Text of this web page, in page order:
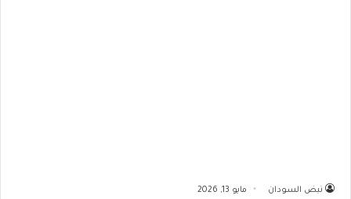
نبض السودان مايو 13, 2026